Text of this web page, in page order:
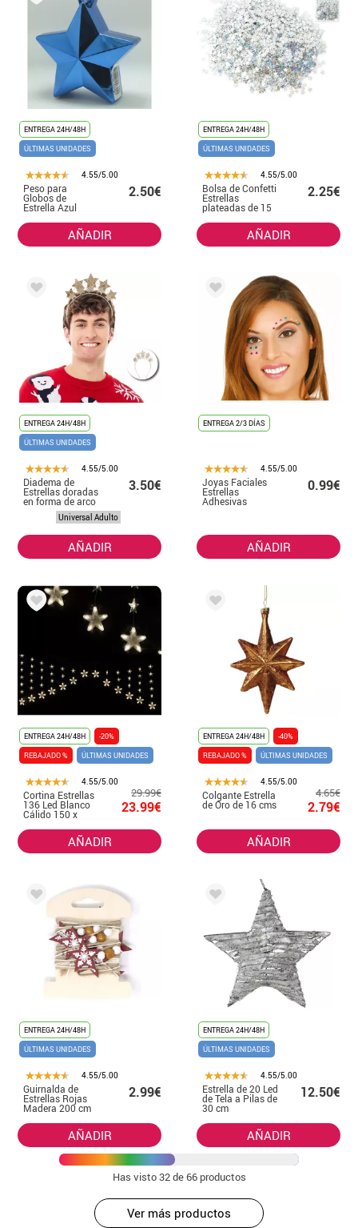
ENTREGA 24H/48H
ÚLTIMAS UNIDADES
4.55/5.00
Peso para
Globos de
Estrella Azul
2.50€
AÑADIR
ENTREGA 24H/48H
ÚLTIMAS UNIDADES
4.55/5.00
Bolsa de Confetti
Estrellas
plateadas de 15
gramos
2.25€
AÑADIR
ENTREGA 24H/48H
ÚLTIMAS UNIDADES
4.55/5.00
Diadema de
Estrellas doradas
en forma de arco
3.50€
Universal Adulto
AÑADIR
ENTREGA 2/3 DÍAS
4.55/5.00
Joyas Faciales
Estrellas
Adhesivas
0.99€
AÑADIR
ENTREGA 24H/48H
-20%
REBAJADO %
ÚLTIMAS UNIDADES
4.55/5.00
Cortina Estrellas
136 Led Blanco
Cálido 150 x
29.99€
23.99€
AÑADIR
ENTREGA 24H/48H
-40%
REBAJADO %
ÚLTIMAS UNIDADES
4.55/5.00
Colgante Estrella
de Oro de 16 cms
4.65€
2.79€
AÑADIR
ENTREGA 24H/48H
ÚLTIMAS UNIDADES
4.55/5.00
Guirnalda de
Estrellas Rojas
Madera 200 cm
2.99€
AÑADIR
ENTREGA 24H/48H
ÚLTIMAS UNIDADES
4.55/5.00
Estrella de 20 Led
de Tela a Pilas de
30 cm
12.50€
AÑADIR
Has visto32de 66 productos
Ver más productos